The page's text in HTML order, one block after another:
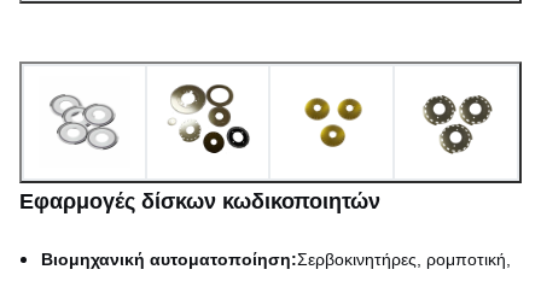
Εφαρμογές δίσκων κωδικοποιητών
Βιομηχανική αυτοματοποίηση:Σερβοκινητήρες, ρομποτική,